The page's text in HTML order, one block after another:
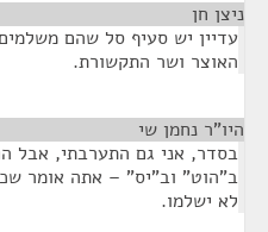
ניצן חן
עדיין יש סעיף סל שהם
האוצר ושר התקשורת.
היו"ר נחמן שי
בסדר, אני גם התערבתי, אבל
ב"הוט" וב"יס" – אתה אומר
לא ישלמו.